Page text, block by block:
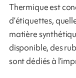
Thermique est
d’étiquettes,
matière
disponible, des
sont dédiés à